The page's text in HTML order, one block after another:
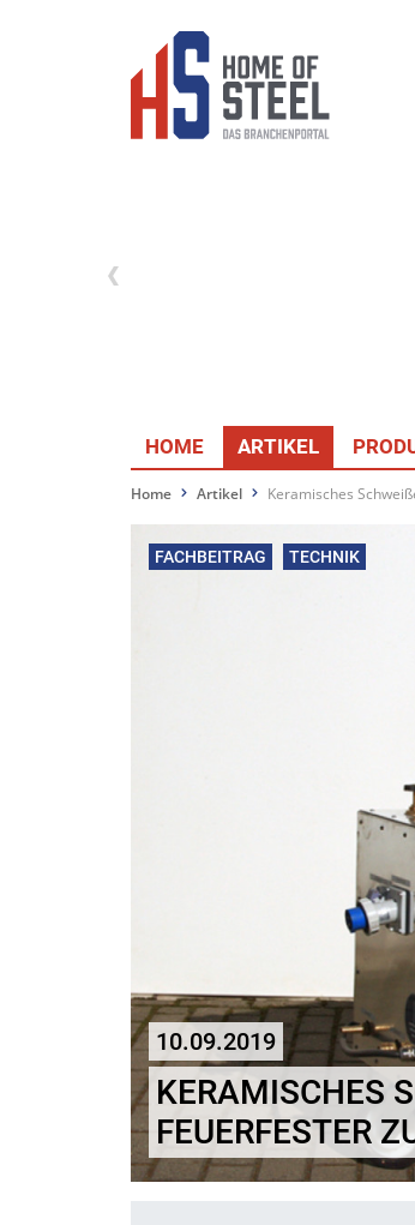
HOME ARTIKEL
Home Artikel Keramisches
FACHBEITRAG TECHNIK
10.09.2019
KERAMISCHES
EUERFESTER